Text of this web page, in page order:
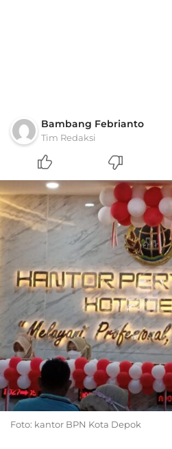
Bambang Febrianto
Tim Redaksi
Foto: kantor BPN Kota Depok